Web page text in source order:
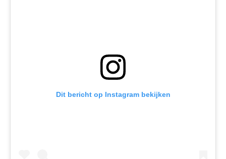
Dit bericht op Instagram bekijken